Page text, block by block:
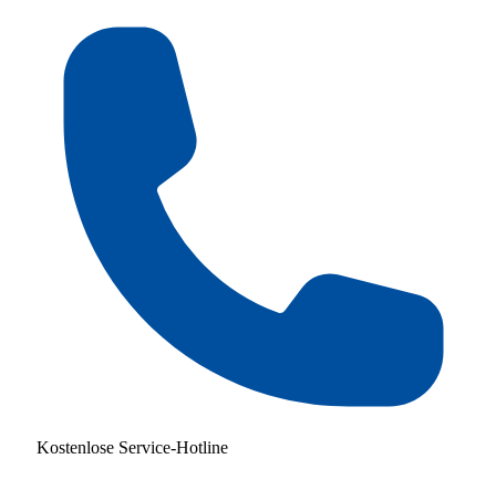
Kostenlose Service-Hotline